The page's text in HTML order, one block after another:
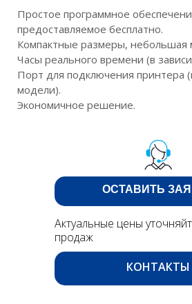
Простое программное
предоставляемое бесплатно.
Компактные размеры, небольшая
Часы реального времени (в
Порт для подключения принтера
модели).
Экономичное решение.
ОСТАВИТЬ
Актуальные цены
продаж
КОНТАКТЫ